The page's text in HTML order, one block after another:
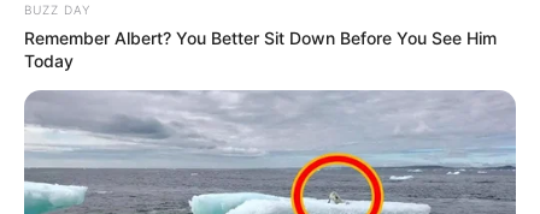
BUZZ DAY
Remember Albert? You Better Sit Down Before You See Him
Today